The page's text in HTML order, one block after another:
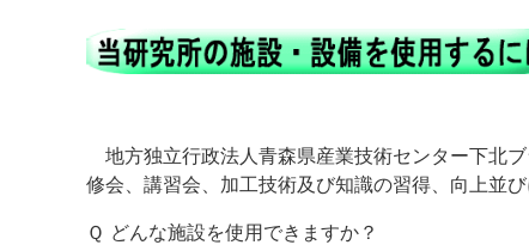
地方独立行政法人青森県産業技術センター下北
修会、講習会、加工技術及び知識の習得、向上並
Ｑ どんな施設を使用できますか？